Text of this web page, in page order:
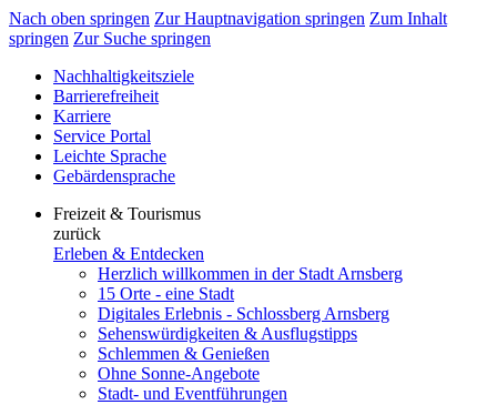
Nach oben springen Zur Hauptnavigation springen Zum Inhalt
springen Zur Suche springen
Nachhaltigkeitsziele
Barrierefreiheit
Karriere
Service Portal
Leichte Sprache
Gebärdensprache
Freizeit & Tourismus
zurück
Erleben & Entdecken
Herzlich willkommen in der Stadt Arnsberg
15 Orte - eine Stadt
Digitales Erlebnis - Schlossberg Arnsberg
Sehenswürdigkeiten & Ausflugstipps
Schlemmen & Genießen
Ohne Sonne-Angebote
Stadt- und Eventführungen